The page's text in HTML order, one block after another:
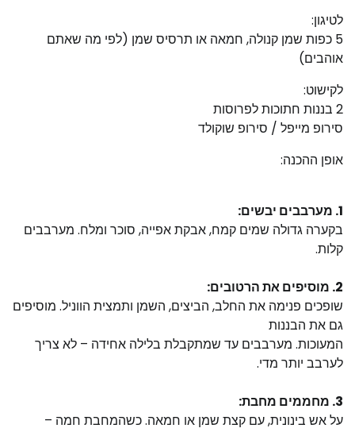
לטיגון:
5 כפות שמן קנולה, חמאה או תרסיס שמן (לפי מה שאתם
אוהבים)
לקישוט:
2 בננות חתוכות לפרוסות
סירופ מייפל / סירופ שוקולד
אופן ההכנה:
1. מערבבים יבשים:
בקערה גדולה שמים קמח, אבקת אפייה, סוכר ומלח. מערבבים
קלות.
2. מוסיפים את הרטובים:
שופכים פנימה את החלב, הביצים, השמן ותמצית הווניל. מוסיפים
גם את הבננות
המעוכות. מערבבים עד שמתקבלת בלילה אחידה – לא צריך
לערבב יותר מדי.
3. מחממים מחבת:
על אש בינונית, עם קצת שמן או חמאה. כשהמחבת חמה –